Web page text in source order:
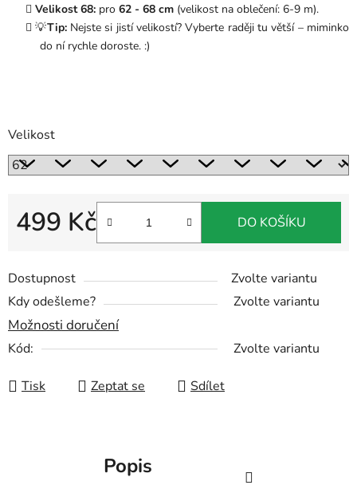
Velikost 68: pro 62 - 68 cm (velikost na oblečení: 6-9 m).
💡Tip: Nejste si jistí velikostí? Vyberte raději tu větší – miminko
do ní rychle doroste. :)
Velikost
Dostupnost
Zvolte variantu
Kdy odešleme?
Zvolte variantu
Možnosti doručení
Kód: Zvolte variantu
499 Kč DO KOŠÍKU
Tisk Zeptat se Sdílet
Popis